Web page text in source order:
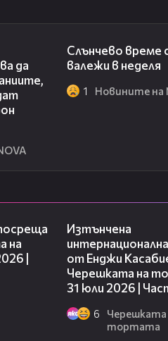
да
Слънчево време
валежи в неделя
1 Новините на
на
|
Изтънчена
от Енджи Касабие
Черешката на
31 юли 2026 |
6
Черешката
тортата